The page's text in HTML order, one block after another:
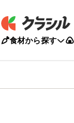
食材から探す